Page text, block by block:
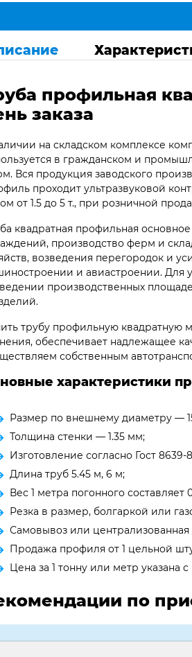
профильная
заказа
на складском комплексе
в гражданском и
Вся продукция заводского
проходит ультразвуковой
от 1.5 до 5 т., при розничной
квадратная профильная
производство ферм и
возведения перегородок и
и авиастроении. Для
производственных
трубу профильную квадратную
обеспечивает надлежащее
собственным
характеристики
Размер по внешнему диаметру —
Толщина стенки — 1.35 мм;
Изготовление согласно Гост 8639-
Длина труб 5.45 м, 6 м;
Вес 1 метра погонного
Резка в размер, болгаркой или
Самовывоз или централизованная
Продажа профиля от 1 цельной
Цена за 1 тонну или метр
по